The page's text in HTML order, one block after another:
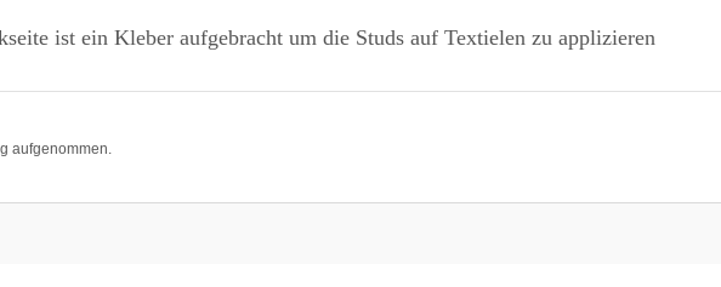
ist ein Kleber aufgebracht um die Studs auf Textielen zu applizieren
aufgenommen.